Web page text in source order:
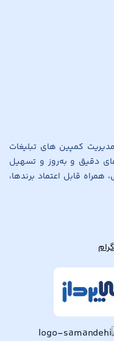
کمپین های تبلیغات
دقیق و به‌روز و تسهیل
قابل اعتماد برندها،